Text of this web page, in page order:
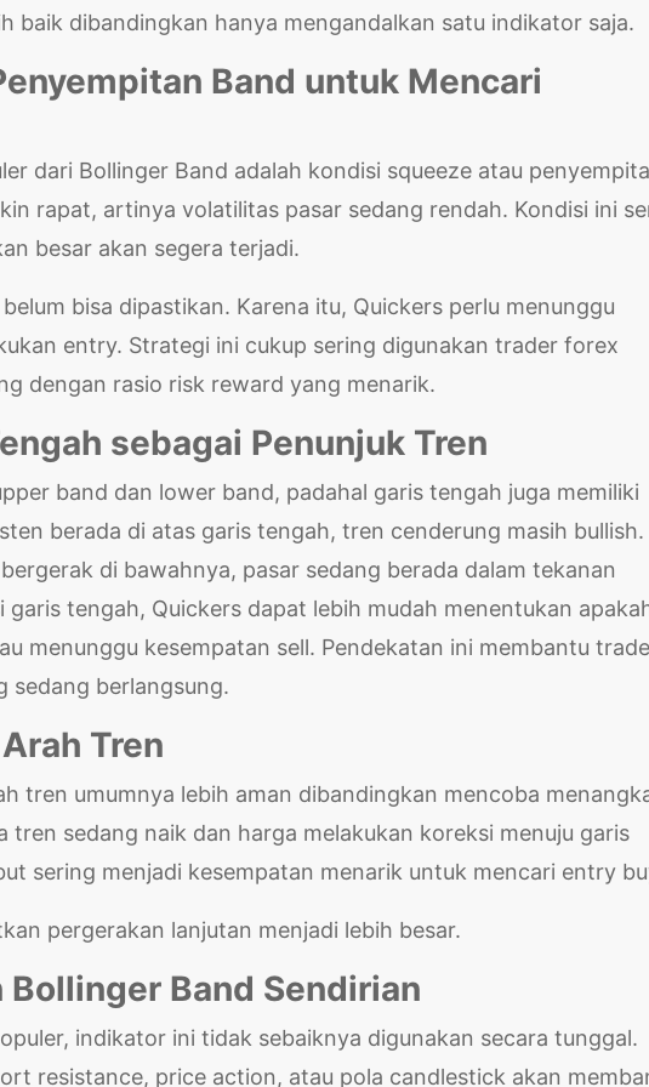
baik dibandingkan hanya mengandalkan satu indikator saja.
Band untuk Mencari
dari Bollinger Band adalah kondisi squeeze atau
rapat, artinya volatilitas pasar sedang rendah. Kondisi ini
besar akan segera terjadi.
bisa dipastikan. Karena itu, Quickers perlu menunggu
entry. Strategi ini cukup sering digunakan trader forex
dengan rasio risk reward yang menarik.
sebagai Penunjuk Tren
band dan lower band, padahal garis tengah juga memiliki
berada di atas garis tengah, tren cenderung masih bullish.
di bawahnya, pasar sedang berada dalam tekanan
garis tengah, Quickers dapat lebih mudah menentukan
menunggu kesempatan sell. Pendekatan ini membantu
sedang berlangsung.
Tren
tren umumnya lebih aman dibandingkan mencoba
tren sedang naik dan harga melakukan koreksi menuju garis
sering menjadi kesempatan menarik untuk mencari entry
pergerakan lanjutan menjadi lebih besar.
Bollinger Band Sendirian
indikator ini tidak sebaiknya digunakan secara tunggal.
resistance, price action, atau pola candlestick akan